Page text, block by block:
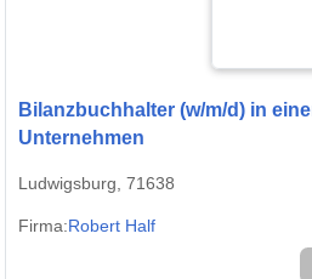
Bilanzbuchhalter (w/m/d) in
Unternehmen
Ludwigsburg, 71638
Firma:Robert Half